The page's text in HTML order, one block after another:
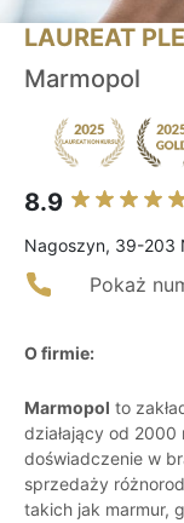
LAUREAT
Marmopol
8.9
Nagoszyn, 39-203
Pokaż
O firmie:
Marmopol to
działający od
doświadczenie w
sprzedaży
takich jak marmur,